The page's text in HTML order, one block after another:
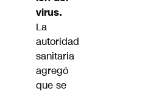
virus.
La
autoridad
sanitaria
agregó
que se